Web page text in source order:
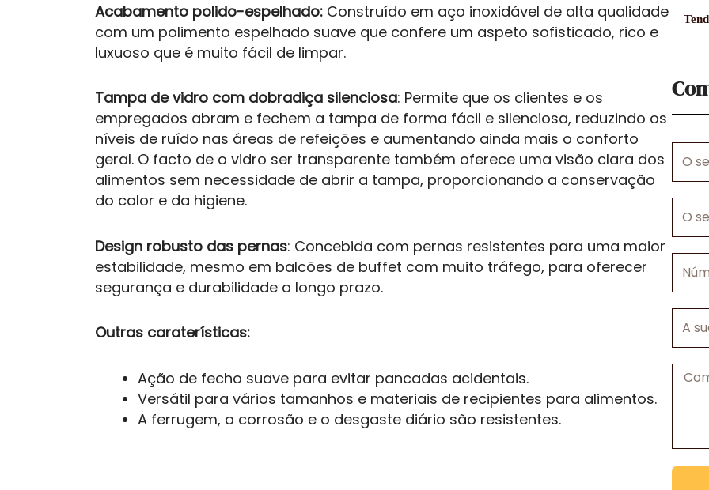
Acabamento polido-espelhado: Construído em aço inoxidável de alta qualidade
com um polimento espelhado suave que confere um aspeto sofisticado, rico e
luxuoso que é muito fácil de limpar.
Tampa de vidro com dobradiça silenciosa: Permite que os clientes e os
empregados abram e fechem a tampa de forma fácil e silenciosa, reduzindo os
níveis de ruído nas áreas de refeições e aumentando ainda mais o conforto
geral. O facto de o vidro ser transparente também oferece uma visão clara dos
alimentos sem necessidade de abrir a tampa, proporcionando a conservação
do calor e da higiene.
Design robusto das pernas: Concebida com pernas resistentes para uma maior
estabilidade, mesmo em balcões de buffet com muito tráfego, para oferecer
segurança e durabilidade a longo prazo.
Outras caraterísticas:
Ação de fecho suave para evitar pancadas acidentais.
Versátil para vários tamanhos e materiais de recipientes para alimentos.
A ferrugem, a corrosão e o desgaste diário são resistentes.
seu
seu
de
sua